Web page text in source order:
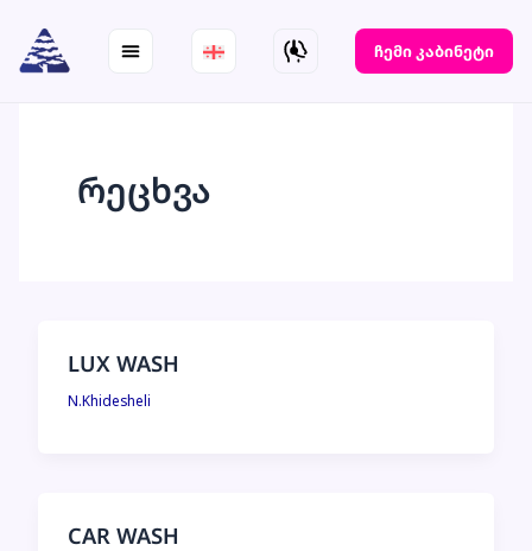
content
ჩემი კაბინეტი
რეცხვა
LUX WASH
N.Khidesheli
CAR WASH